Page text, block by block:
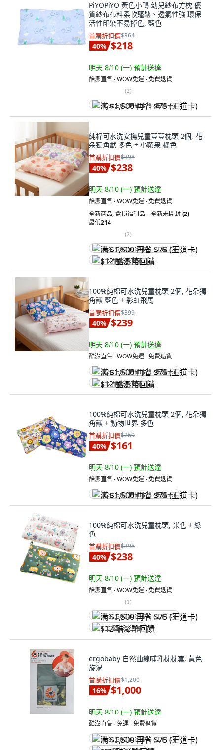
PiYOPiYO 黃色小鴨 幼兒紗布方枕 優
質紗布布料柔軟蓬鬆、透氣性強 環保
活性印染不易掉色, 藍色
首購折扣價$364
40% $218
明天 8/10 (一) 預計送達
酷澎直售 ∙ WOW免運 ∙ 免費退貨
(2)
满 $1,500 再省 $75 (王道卡)
純棉可水洗安撫兒童荳荳枕頭 2個, 花
朵獨角獸 多色 + 小蘋果 橘色
首購折扣價$398
40% $238
明天 8/10 (一) 預計送達
酷澎直售 ∙ WOW免運 ∙ 免費退貨
全新商品,盒損福利品 – 全新未開封(2)
最低214
(2)
满 $1,500 再省 $75 (王道卡)
$12 酷澎幣回饋
100%純棉可水洗兒童枕頭 2個, 花朵獨
角獸 藍色 + 彩虹飛馬
首購折扣價$399
40% $239
明天 8/10 (一) 預計送達
酷澎直售 ∙ WOW免運 ∙ 免費退貨
满 $1,500 再省 $75 (王道卡)
$12 酷澎幣回饋
100%純棉可水洗兒童枕頭 2個, 花朵獨
角獸 + 動物世界 多色
首購折扣價$269
40% $161
明天 8/10 (一) 預計送達
酷澎直售 ∙ WOW免運 ∙ 免費退貨
满 $1,500 再省 $75 (王道卡)
100%純棉可水洗兒童枕頭, 米色 + 綠
色
首購折扣價$398
40% $238
明天 8/10 (一) 預計送達
酷澎直售 ∙ WOW免運 ∙ 免費退貨
(1)
满 $1,500 再省 $75 (王道卡)
$12 酷澎幣回饋
ergobaby 自然曲線哺乳枕枕套, 黃色
旋渦
首購折扣價$1,200
16% $1,000
明天 8/10 (一) 預計送達
酷澎直售 ∙ 免運 ∙ 免費退貨
满 $1,500 再省 $75 (王道卡)